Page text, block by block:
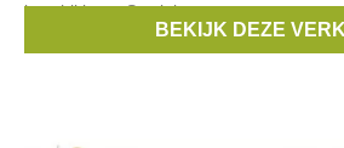
beschikbaar. Stock kan
Noppies,Babyface,IKKS,
BEKIJK DEZE